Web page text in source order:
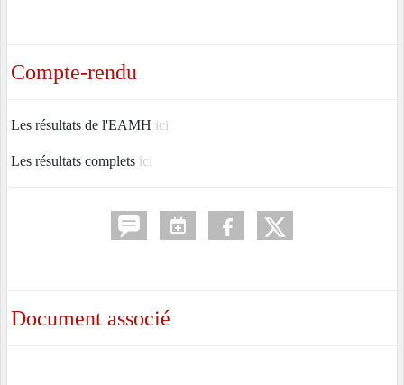
Compte-rendu
Les résultats de l'EAMH ici
Les résultats complets ici
Document associé